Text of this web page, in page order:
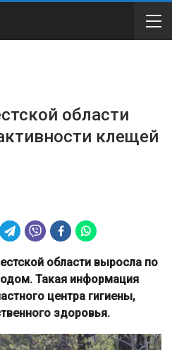
области
клещей
области выросла по
Такая информация
центра гигиены,
здоровья.